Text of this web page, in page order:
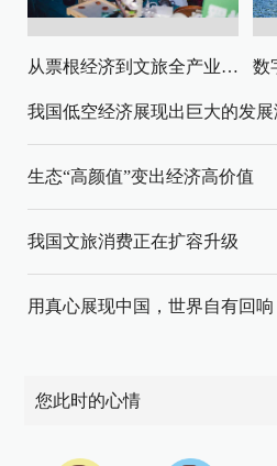
从票根经济到文旅全产业链升级
我国低空经济展现出巨大的发展
生态“高颜值”变出经济高价值
我国文旅消费正在扩容升级
用真心展现中国，世界自有回响
您此时的心情